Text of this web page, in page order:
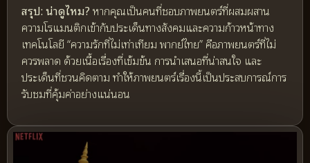
สรุป: น่าดูไหม?หากคุณเป็นคนที่ชอบภาพยนตร์ที่ผสมผสาน
ความโรแมนติกเข้ากับประเด็นทางสังคมและความก้าวหน้าทาง
เทคโนโลยี “ความรักที่ไม่เท่าเทียม พากย์ไทย” คือภาพยนตร์ที่ไม่
ควรพลาด ด้วยเนื้อเรื่องที่เข้มข้น การนำเสนอที่น่าสนใจ และ
ประเด็นที่ชวนคิดตาม ทำให้ภาพยนตร์เรื่องนี้เป็นประสบการณ์การ
รับชมที่คุ้มค่าอย่างแน่นอน